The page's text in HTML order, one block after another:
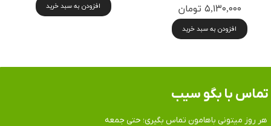
۵,۱۳۰,۰۰۰ تومان
افزودن به سبد خرید
افزودن به سبد خرید
هر روز میتونی باهامون تماس بگیری؛ حتی جمعه
تماس​​​​​​​ با بگو سیب